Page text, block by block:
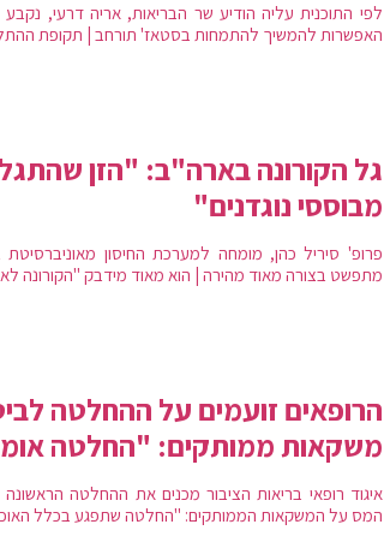
לפי התוכנית עליה הודיע שר הבריאות, אריה דרעי,
האפשרות להמשיך להתמחות בסטאז' תורחב | תקופת
גל הקורונה בארה"ב: "הזן
מבוססי נוגדנים"
מתפשט בצורה מאוד מהירה | הוא מאוד מידבק "הקורונה
הרופאים זועמים על ההחלטה
משקאות ממותקים: "החלטה
איגוד רופאי בריאות הציבור מכנים את ההחלטה
המס על המשקאות הממותקים: "החלטה שתפגע בכלל